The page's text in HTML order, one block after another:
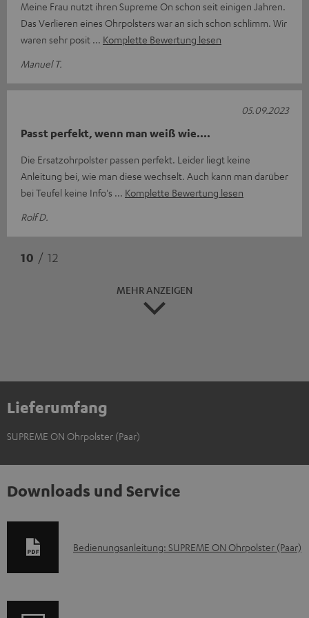
Meine Frau nutzt ihren Supreme On schon seit einigen Jahren.
Das Verlieren eines Ohrpolsters war an sich schon schlimm. Wir
waren sehr posit
Komplette Bewertung lesen
Manuel T.
Passt perfekt, wenn man weiß wie....
Die Ersatzohrpolster passen perfekt. Leider liegt keine
Anleitung bei, wie man diese wechselt. Auch kann man darüber
bei Teufel keine Info's
Komplette Bewertung lesen
Rolf D.
05.09.2023
10 / 12
MEHR ANZEIGEN
Lieferumfang
SUPREME ON Ohrpolster (Paar)
Downloads und Service
D
Bedienungsanleitung: SUPREME ON Ohrpolster (Paar)